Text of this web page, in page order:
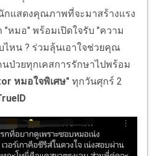
กแสดงคุณภาพที่จะมาสร้างแรง
หมอ" พร้อมเปิดใจรับ "ความ
ไหน ? ร่วมลุ้นเอาใจช่วยคุณ
ป่วยทุกเคสการรักษาไปพร้อม
หมอใจพิเศษ" ทุกวันศุกร์ 2